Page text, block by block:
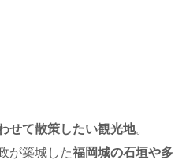
せて散策したい観光地。
が築城した福岡城の石垣や多